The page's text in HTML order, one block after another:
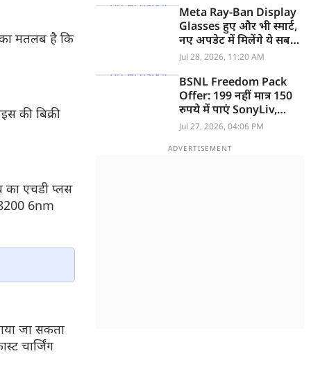
मतलब है कि
की बिक्री
का एचडी प्लस
6nm
जा सकता
चार्जिंग
Meta Ray-Ban Display
Glasses हुए और भी स्मार्ट,
नए अपडेट में मिलेंगे ये सब
फीचर्स
Jul 28, 2026, 11:20 AM
BSNL Freedom Pack
Offer: 199 नहीं मात्र 150
रुपये में पाएं SonyLiv,
JioHotstar व Zee5 OTT
Jul 27, 2026, 04:06 PM